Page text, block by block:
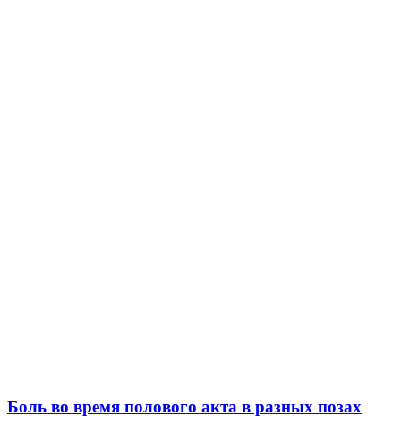
Боль во время полового акта в разных позах